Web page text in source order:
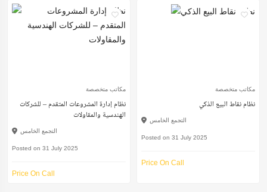
مكاتب متخصصة
نظام إدارة المشروعات المتقدم – للشركات
الهندسية والمقاولات
التجمع الخامس
Posted on 31 July 2025
Price On Call
مكاتب متخصصة
نظام نقاط البيع الذكي
التجمع الخامس
Posted on 31 July 2025
Price On Call